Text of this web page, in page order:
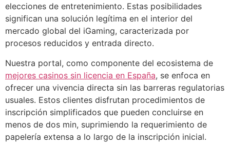
elecciones de entretenimiento. Estas posibilidades
significan una solución legítima en el interior del
mercado global del iGaming, caracterizada por
procesos reducidos y entrada directo.
Nuestra portal, como componente del ecosistema de
mejores casinos sin licencia en España, se enfoca en
ofrecer una vivencia directa sin las barreras regulatorias
usuales. Estos clientes disfrutan procedimientos de
inscripción simplificados que pueden concluirse en
menos de dos min, suprimiendo la requerimiento de
papelería extensa a lo largo de la inscripción inicial.